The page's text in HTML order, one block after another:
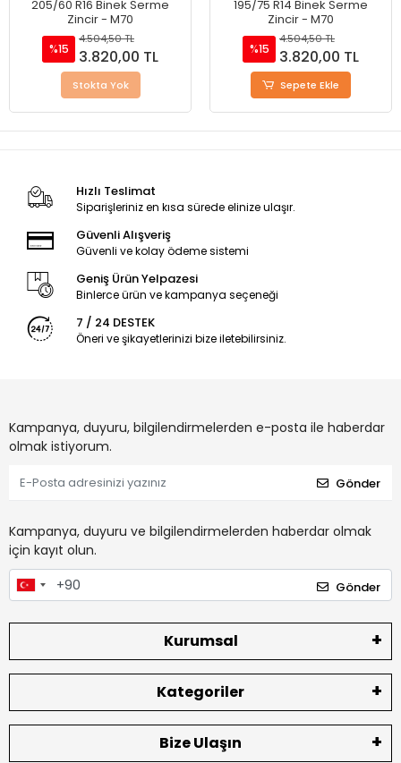
205/60 R16 Binek Serme
Zincir - M70
%15
4.504,50 TL
3.820,00 TL
Stokta Yok
195/75 R14 Binek Serme
Zincir - M70
%15
4.504,50 TL
3.820,00 TL
Sepete Ekle
Hızlı Teslimat
Siparişleriniz en kısa sürede elinize ulaşır.
Güvenli Alışveriş
Güvenli ve kolay ödeme sistemi
Geniş Ürün Yelpazesi
Binlerce ürün ve kampanya seçeneği
7 / 24 DESTEK
Öneri ve şikayetlerinizi bize iletebilirsiniz.
Kampanya, duyuru, bilgilendirmelerden e-posta ile haberdar
olmak istiyorum.
Gönder
Kampanya, duyuru ve bilgilendirmelerden haberdar olmak
için kayıt olun.
Gönder
Kurumsal
Kategoriler
Bize Ulaşın